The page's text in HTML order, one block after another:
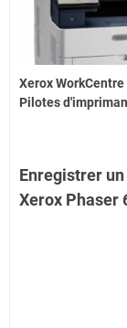
Xerox WorkCentre
Pilotes
Enregistrer
Xerox Phaser